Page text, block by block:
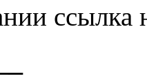
ссылка